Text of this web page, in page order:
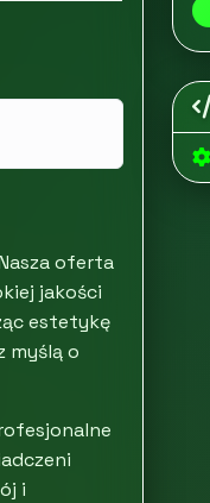
oferta
jakości
estetykę
myślą o
i